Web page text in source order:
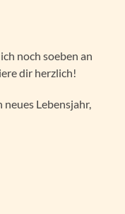
noch soeben an
dir herzlich!
Lebensjahr,